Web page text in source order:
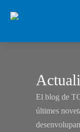
El blog de
últimes